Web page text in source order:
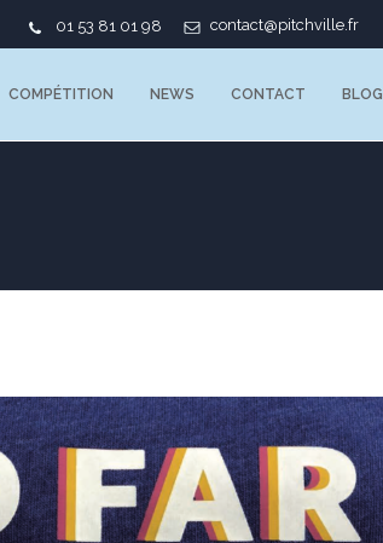
01 53 81 01 98 contact@pitchville.fr
COMPÉTITION NEWS CONTACT BLOG